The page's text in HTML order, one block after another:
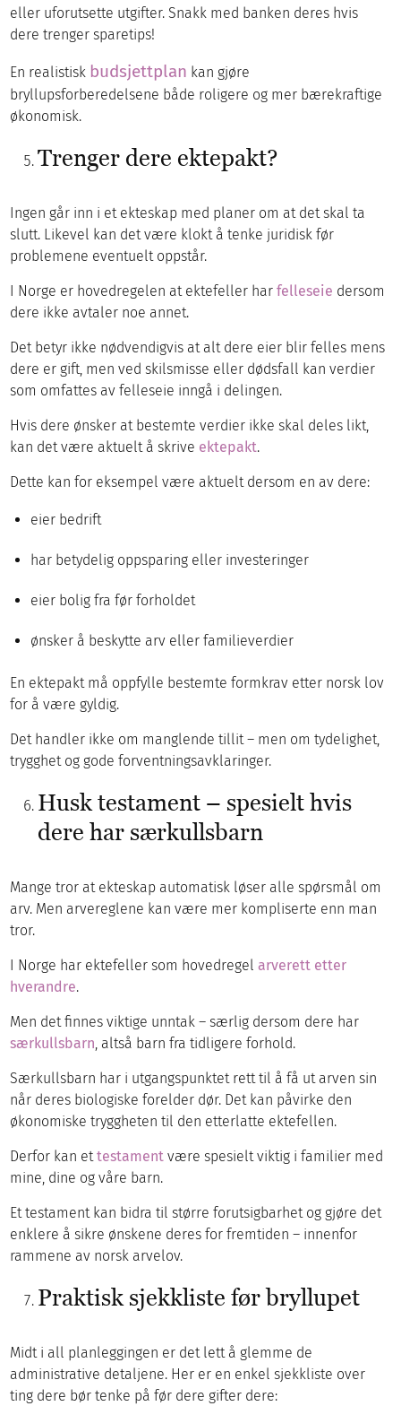
eller uforutsette utgifter. Snakk med banken deres hvis
dere trenger sparetips!
En realistisk budsjettplan kan gjøre
bryllupsforberedelsene både roligere og mer bærekraftige
økonomisk.
Trenger dere ektepakt?
Ingen går inn i et ekteskap med planer om at det skal ta
slutt. Likevel kan det være klokt å tenke juridisk før
problemene eventuelt oppstår.
I Norge er hovedregelen at ektefeller harfelleseie dersom
dere ikke avtaler noe annet.
Det betyr ikke nødvendigvis at alt dere eier blir felles mens
dere er gift, men ved skilsmisse eller dødsfall kan verdier
som omfattes av felleseie inngå i delingen.
Hvis dere ønsker at bestemte verdier ikke skal deles likt,
kan det være aktuelt å skrive ektepakt.
Dette kan for eksempel være aktuelt dersom en av dere:
eier bedrift
har betydelig oppsparing eller investeringer
eier bolig fra før forholdet
ønsker å beskytte arv eller familieverdier
En ektepakt må oppfylle bestemte formkrav etter norsk lov
for å være gyldig.
Det handler ikke om manglende tillit – men om tydelighet,
trygghet og gode forventningsavklaringer.
Husk testament – spesielt hvis
dere har særkullsbarn
Mange tror at ekteskap automatisk løser alle spørsmål om
arv. Men arvereglene kan være mer kompliserte enn man
tror.
I Norge har ektefeller som hovedregelarverett etter
hverandre.
Men det finnes viktige unntak – særlig dersom dere har
særkullsbarn, altså barn fra tidligere forhold.
Særkullsbarn har i utgangspunktet rett til å få ut arven sin
når deres biologiske forelder dør. Det kan påvirke den
økonomiske tryggheten til den etterlatte ektefellen.
Derfor kan ettestament være spesielt viktig i familier med
mine, dine og våre barn.
Et testament kan bidra til større forutsigbarhet og gjøre det
enklere å sikre ønskene deres for fremtiden – innenfor
rammene av norsk arvelov.
Praktisk sjekkliste før bryllupet
Midt i all planleggingen er det lett å glemme de
administrative detaljene. Her er en enkel sjekkliste over
ting dere bør tenke på før dere gifter dere: